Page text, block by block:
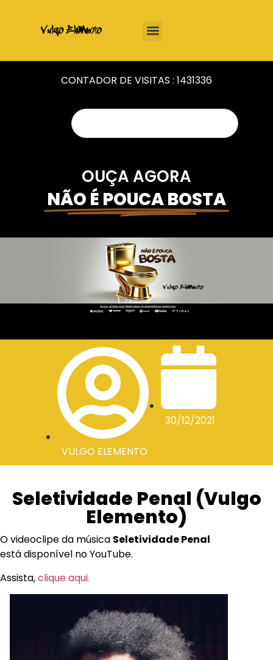
CONTADOR DE VISITAS : 1431336
OUÇA AGORA
NÃO É POUCA BOSTA
VULGO ELEMENTO
30/12/2021
Seletividade Penal (Vulgo
Elemento)
O videoclipe da música Seletividade Penal
está disponível no YouTube.
Assista,clique aqui.